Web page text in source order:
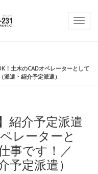
！土木のCADオペレーターとして
遣・紹介予定派遣）
紹介予定派遣
レーターと
事です！／
予定派遣）